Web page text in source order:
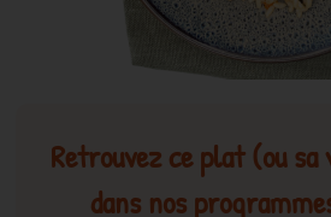
Retrouvez ce plat (ou sa version Cheef)
dans nos